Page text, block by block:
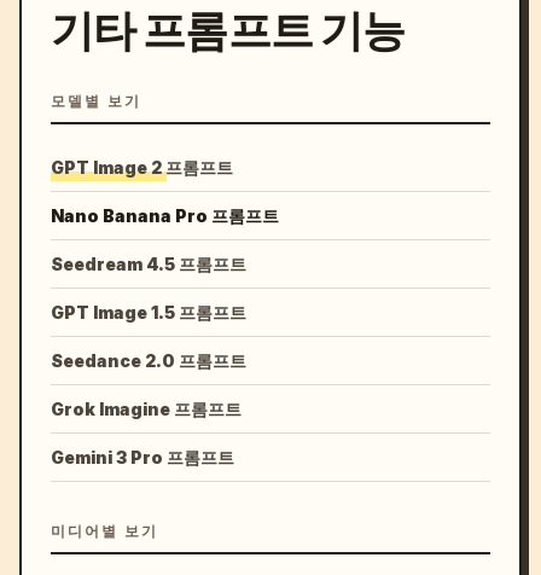
기타 프롬프트 기능
모델별 보기
GPT Image 2 프롬프트
Nano Banana Pro 프롬프트
Seedream 4.5 프롬프트
GPT Image 1.5 프롬프트
Seedance 2.0 프롬프트
Grok Imagine 프롬프트
Gemini 3 Pro 프롬프트
미디어별 보기